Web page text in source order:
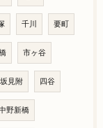
千川 要町
市ヶ谷
見附 四谷
野新橋